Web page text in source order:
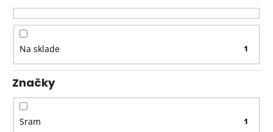
r
o
d
u
k
t
o
v
Na sklade 1
Značky
Sram 1